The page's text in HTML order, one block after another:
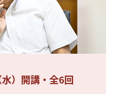
）開講・全6回